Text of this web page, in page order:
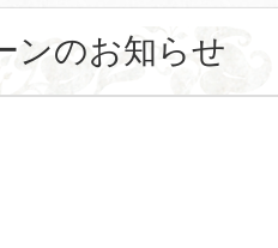
ンのお知らせ